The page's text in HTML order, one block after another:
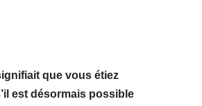
que vous étiez
est désormais possible